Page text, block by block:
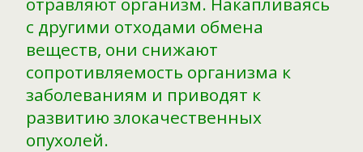
с другими отходами обмена
веществ, они снижают
сопротивляемость организма к
заболеваниям и приводят к
развитию злокачественных
опухолей.